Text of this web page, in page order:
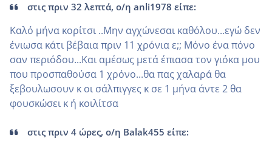
στις πριν 32 λεπτά, ο/η anli1978 είπε:
Καλό μήνα κορίτσι ..Μην αγχώνεσαι καθόλου...εγώ δεν
ένιωσα κάτι βέβαια πριν 11 χρόνια ε;; Μόνο ένα πόνο
σαν περιόδου...Και αμέσως μετά έπιασα τον γιόκα μου
που προσπαθούσα 1 χρόνο...θα πας χαλαρά θα
ξεβουλωσουν κ οι σάλπιγγες κ σε 1 μήνα άντε 2 θα
φουσκώσει κ ή κοιλίτσα
στις πριν 4 ώρες, ο/η Balak455 είπε: